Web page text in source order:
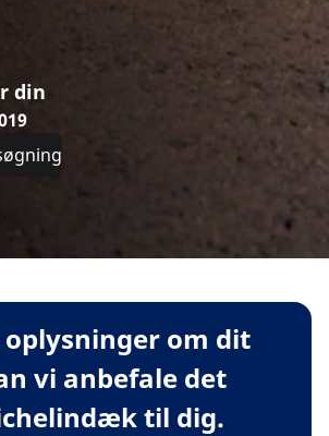
din
oplysninger om dit
vi anbefale det
til dig.